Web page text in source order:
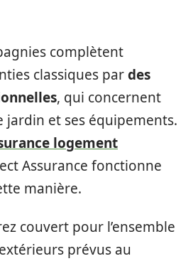
complètent
classiques pardes
, qui concernent
jardin et ses équipements.
logement
Assurance fonctionne
manière.
couvert pour l’ensemble
prévus au